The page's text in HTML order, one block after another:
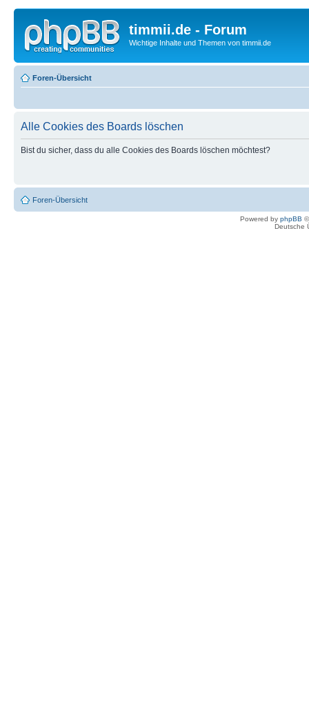
timmii.de - Forum
Wichtige Inhalte und Themen von timmii.de
Foren-Übersicht
Alle Cookies des Boards löschen
Bist du sicher, dass du alle Cookies des Boards löschen möchtest?
Foren-Übersicht
Powered by phpBB
Deutsche